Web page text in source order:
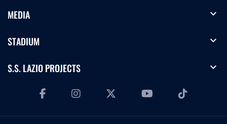
MEDIA expand_more
STADIUM expand_more
S.S. LAZIO PROJECTS expand_more